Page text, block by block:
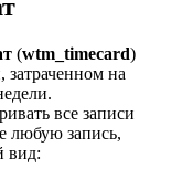
(wtm_timecard)
на
все записи
любую запись,
вид: